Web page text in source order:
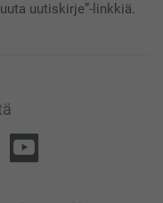
uutiskirje”-linkkiä.